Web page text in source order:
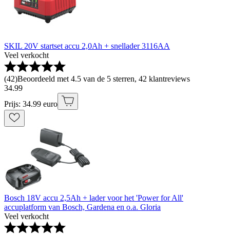
SKIL 20V startset accu 2,0Ah + snellader 3116AA
Veel verkocht
(42)Beoordeeld met 4.5 van de 5 sterren, 42 klantreviews
34.99
Prijs: 34.99 euro
Bosch 18V accu 2,5Ah + lader voor het 'Power for All'
accuplatform van Bosch, Gardena en o.a. Gloria
Veel verkocht